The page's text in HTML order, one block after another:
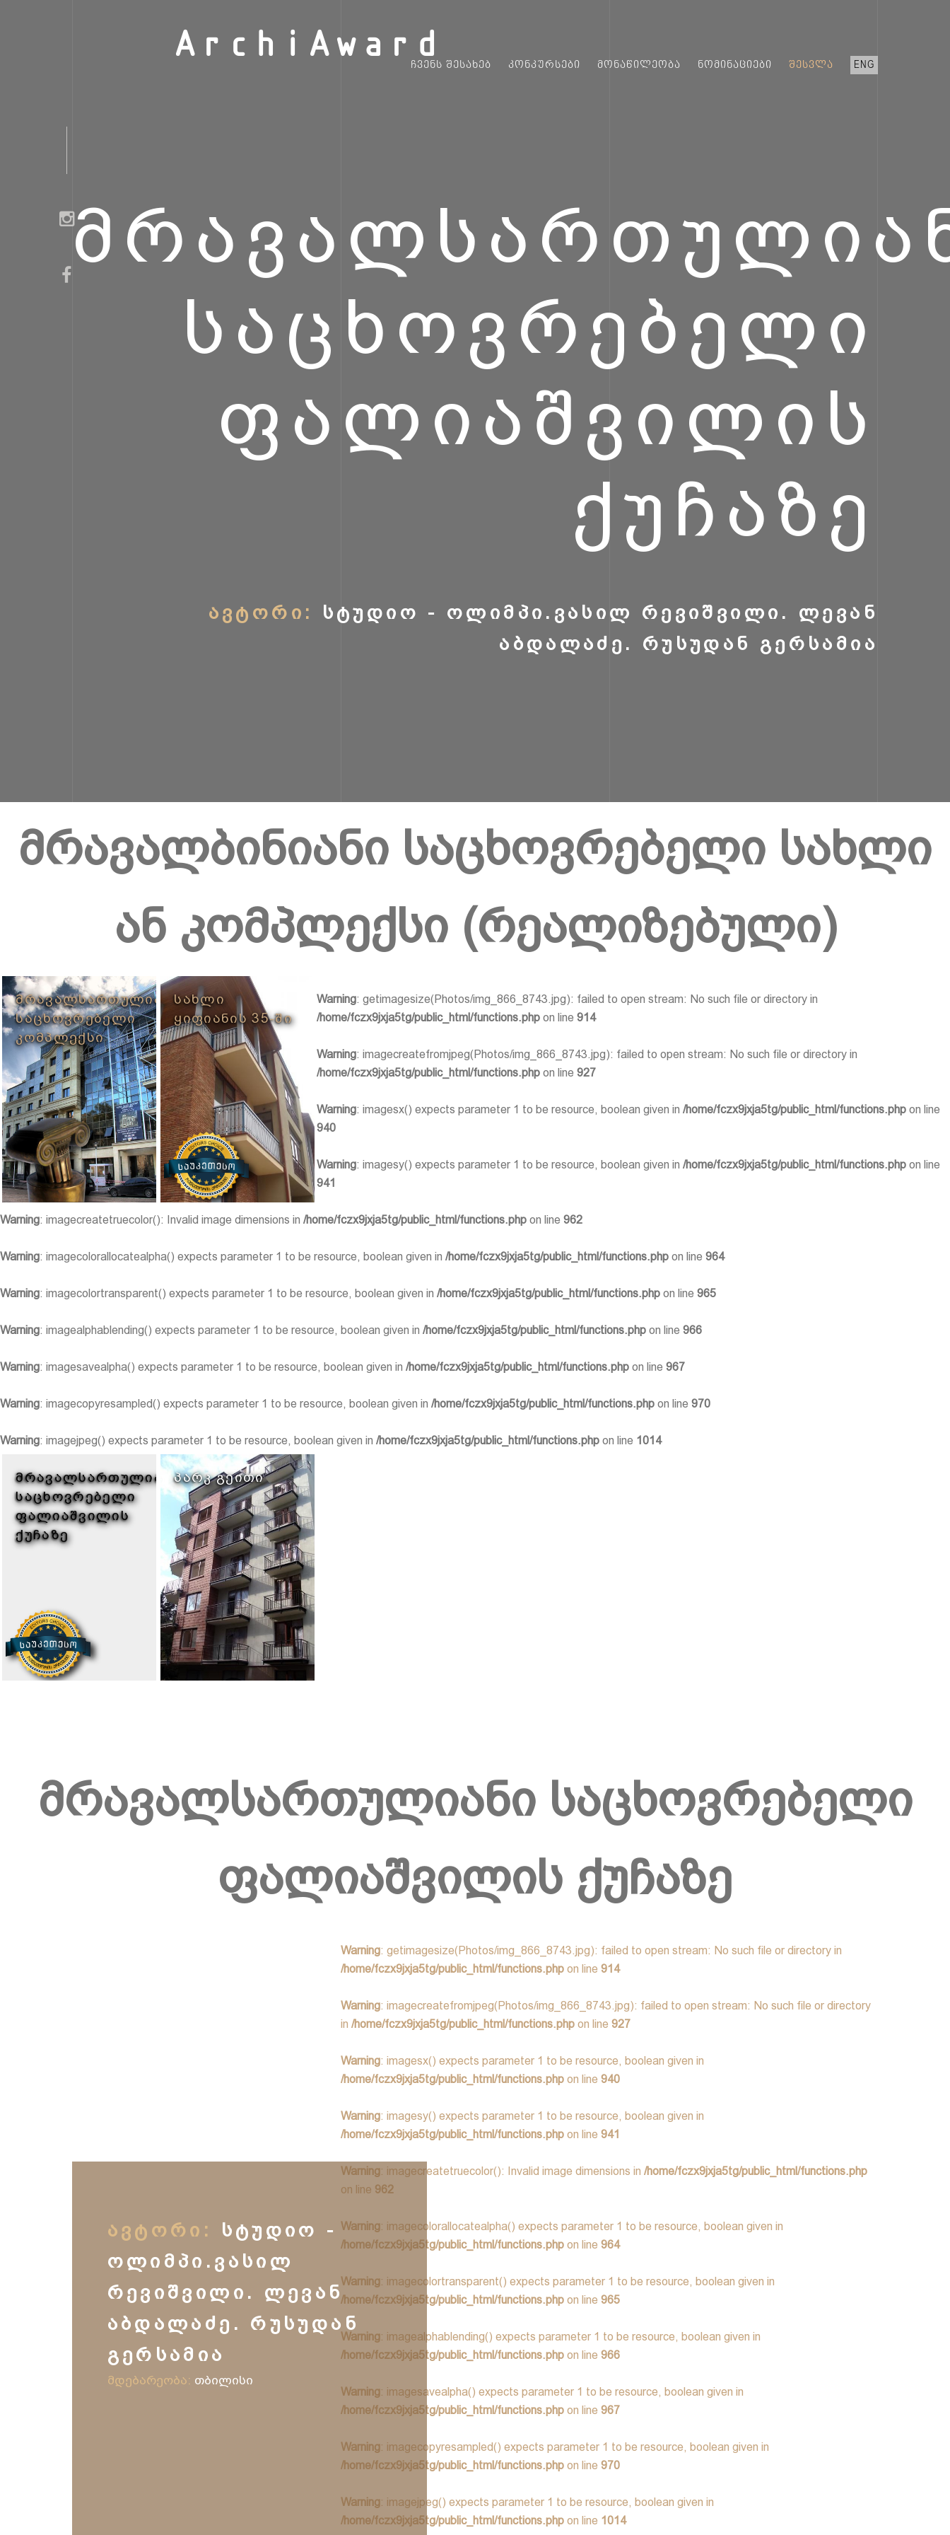
ᲩᲕᲔᲜᲡ ᲨᲔᲡᲐᲮᲔᲑ ᲙᲝᲜᲙᲣᲠᲡᲔᲑᲘ ᲛᲝᲜᲐᲬᲘᲚᲔᲝᲑᲐ ᲜᲝᲛᲘᲜᲐᲪᲘᲔᲑᲘ ᲨᲔᲡᲕᲚᲐ ENG
ArchiAward
ᲡᲐᲪᲮᲝᲕᲠᲔᲑᲔᲚᲘ
ᲤᲐᲚᲘᲐᲨᲕᲘᲚᲘᲡ
ᲥᲣᲩᲐᲖᲔ
ᲐᲕᲢᲝᲠᲘ:
ᲡᲢᲣᲓᲘᲝ - ᲝᲚᲘᲛᲞᲘ.ᲕᲐᲡᲘᲚ ᲠᲔᲕᲘᲨᲕᲘᲚᲘ. ᲚᲔᲕᲐᲜ
ᲐᲑᲓᲐᲚᲐᲫᲔ. ᲠᲣᲡᲣᲓᲐᲜ ᲒᲔᲠᲡᲐᲛᲘᲐ
მრავალბინიანი საცხოვრებელი სახლი
ან კომპლექსი (რეალიზებული)
ᲛᲠᲐᲕᲐᲚᲡᲐᲠᲗᲣᲚᲘᲐᲜᲘ
ᲡᲐᲪᲮᲝᲕᲠᲔᲑᲔᲚᲘ
ᲙᲝᲛᲞᲚᲔᲥᲡᲘ
ᲡᲐᲮᲚᲘ
ᲧᲘᲤᲘᲐᲜᲘᲡ 35-ᲨᲘ
Warning: getimagesize(Photos/img_866_8743.jpg): failed to open stream: No such file or directory in
/home/fczx9jxja5tg/public_html/functions.php on line 914
Warning: imagecreatefromjpeg(Photos/img_866_8743.jpg): failed to open stream: No such file or directory in
/home/fczx9jxja5tg/public_html/functions.php on line 927
Warning: imagesx() expects parameter 1 to be resource, boolean given in /home/fczx9jxja5tg/public_html/functions.php on line
940
Warning: imagesy() expects parameter 1 to be resource, boolean given in /home/fczx9jxja5tg/public_html/functions.php on line
941
Warning: imagecreatetruecolor(): Invalid image dimensions in /home/fczx9jxja5tg/public_html/functions.php on line 962
Warning: imagecolorallocatealpha() expects parameter 1 to be resource, boolean given in /home/fczx9jxja5tg/public_html/functions.php on line 964
Warning: imagecolortransparent() expects parameter 1 to be resource, boolean given in /home/fczx9jxja5tg/public_html/functions.php on line 965
Warning: imagealphablending() expects parameter 1 to be resource, boolean given in /home/fczx9jxja5tg/public_html/functions.php on line 966
Warning: imagesavealpha() expects parameter 1 to be resource, boolean given in /home/fczx9jxja5tg/public_html/functions.php on line 967
Warning: imagecopyresampled() expects parameter 1 to be resource, boolean given in /home/fczx9jxja5tg/public_html/functions.php on line 970
Warning: imagejpeg() expects parameter 1 to be resource, boolean given in /home/fczx9jxja5tg/public_html/functions.php on line 1014
ᲛᲠᲐᲕᲐᲚᲡᲐᲠᲗᲣᲚᲘᲐᲜᲘ
ᲡᲐᲪᲮᲝᲕᲠᲔᲑᲔᲚᲘ
ᲤᲐᲚᲘᲐᲨᲕᲘᲚᲘᲡ
ᲥᲣᲩᲐᲖᲔ
ᲞᲐᲠᲙ ᲒᲔᲘᲗᲘ
მრავალსართულიანი საცხოვრებელი
ფალიაშვილის ქუჩაზე
ᲐᲕᲢᲝᲠᲘ:
ᲡᲢᲣᲓᲘᲝ -
ᲝᲚᲘᲛᲞᲘ.ᲕᲐᲡᲘᲚ
ᲠᲔᲕᲘᲨᲕᲘᲚᲘ. ᲚᲔᲕᲐᲜ
ᲐᲑᲓᲐᲚᲐᲫᲔ. ᲠᲣᲡᲣᲓᲐᲜ
ᲒᲔᲠᲡᲐᲛᲘᲐ
მდებარეობა: თბილისი
Warning: getimagesize(Photos/img_866_8743.jpg): failed to open stream: No such file or directory in
/home/fczx9jxja5tg/public_html/functions.php on line 914
Warning: imagecreatefromjpeg(Photos/img_866_8743.jpg): failed to open stream: No such file or directory
in /home/fczx9jxja5tg/public_html/functions.php on line 927
Warning: imagesx() expects parameter 1 to be resource, boolean given in
/home/fczx9jxja5tg/public_html/functions.php on line 940
Warning: imagesy() expects parameter 1 to be resource, boolean given in
/home/fczx9jxja5tg/public_html/functions.php on line 941
Warning: imagecreatetruecolor(): Invalid image dimensions in /home/fczx9jxja5tg/public_html/functions.php
on line 962
Warning: imagecolorallocatealpha() expects parameter 1 to be resource, boolean given in
/home/fczx9jxja5tg/public_html/functions.php on line 964
Warning: imagecolortransparent() expects parameter 1 to be resource, boolean given in
/home/fczx9jxja5tg/public_html/functions.php on line 965
Warning: imagealphablending() expects parameter 1 to be resource, boolean given in
/home/fczx9jxja5tg/public_html/functions.php on line 966
Warning: imagesavealpha() expects parameter 1 to be resource, boolean given in
/home/fczx9jxja5tg/public_html/functions.php on line 967
Warning: imagecopyresampled() expects parameter 1 to be resource, boolean given in
/home/fczx9jxja5tg/public_html/functions.php on line 970
Warning: imagejpeg() expects parameter 1 to be resource, boolean given in
/home/fczx9jxja5tg/public_html/functions.php on line 1014